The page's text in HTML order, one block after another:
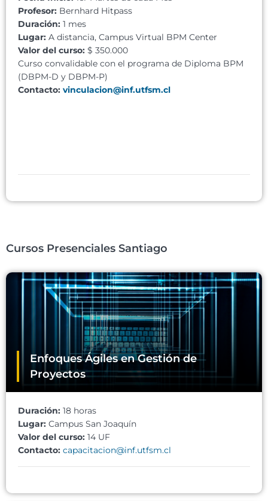
Profesor: Bernhard Hitpass
Duración: 1 mes
Lugar: A distancia, Campus Virtual BPM Center
Valor del curso: $ 350.000
Curso convalidable con el programa de Diploma BPM
(DBPM-D y DBPM-P)
Contacto: vinculacion@inf.utfsm.cl
Cursos Presenciales Santiago
Enfoques Ágiles en Gestión de
Proyectos
Duración: 18 horas
Lugar: Campus San Joaquín
Valor del curso: 14 UF
Contacto: capacitacion@inf.utfsm.cl